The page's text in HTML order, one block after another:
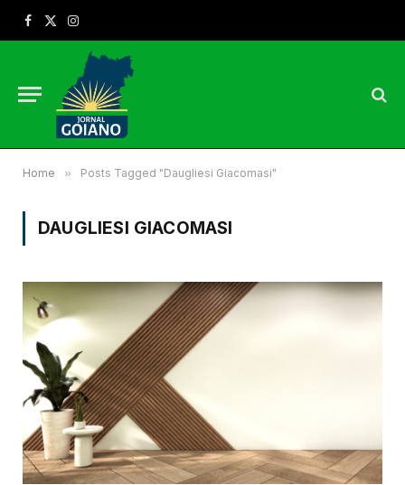
Facebook
X
Instagram
Home » Posts Tagged "Daugliesi Giacomasi"
DAUGLIESI GIACOMASI